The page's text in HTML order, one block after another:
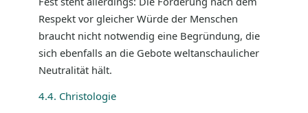
Respekt vor gleicher Würde der Menschen
braucht nicht notwendig eine Begründung, die
sich ebenfalls an die Gebote weltanschaulicher
Neutralität hält.
4.4. Christologie